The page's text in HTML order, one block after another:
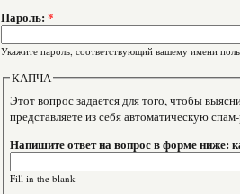
Пароль: *
Укажите пароль, соответствующий вашему имени
КАПЧА
Этот вопрос задается для того, чтобы выяснить,
представляете из себя автоматическую
Напишите ответ на вопрос в форме ниже:
Fill in the blank